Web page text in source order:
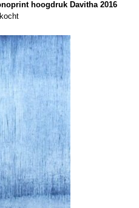
hoogdruk Davitha 2016